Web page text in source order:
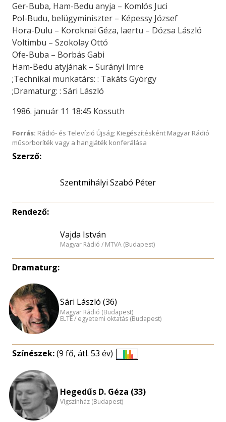
Ger-Buba, Ham-Bedu anyja – Komlós Juci
Pol-Budu, belügyminiszter – Képessy József
Hora-Dulu – Koroknai Géza, laertu – Dózsa László
Voltimbu – Szokolay Ottó
Ofe-Buba – Borbás Gabi
Ham-Bedu atyjának – Surányi Imre
;Technikai munkatárs: : Takáts György
;Dramaturg: : Sári László
1986. január 11 18:45 Kossuth
Forrás: Rádió- és Televízió Újság; Kiegészítésként Magyar Rádió
műsorboríték vagy a hangjáték konferálása
Szerző:
Szentmihályi Szabó Péter
Rendező:
Vajda István
Magyar Rádió / MTVA (Budapest)
Dramaturg:
Sári László (36)
Magyar Rádió (Budapest)
ELTE / egyetemi oktatás (Budapest)
Színészek:(9 fő, átl. 53 év)
nagyítása
Hegedűs D. Géza (33)
Vígszínház (Budapest)